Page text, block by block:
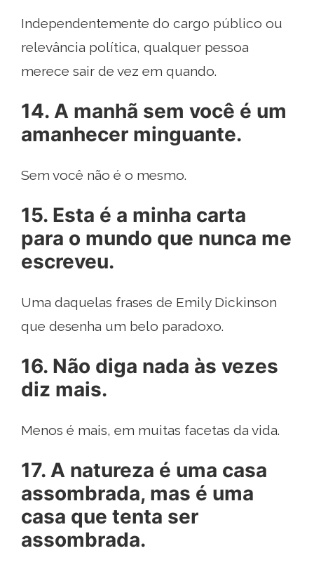
Independentemente do cargo público ou
relevância política, qualquer pessoa
merece sair de vez em quando.
14. A manhã sem você é um
amanhecer minguante.
Sem você não é o mesmo.
15. Esta é a minha carta
para o mundo que nunca me
escreveu.
Uma daquelas frases de Emily Dickinson
que desenha um belo paradoxo.
16. Não diga nada às vezes
diz mais.
Menos é mais, em muitas facetas da vida.
17. A natureza é uma casa
assombrada, mas é uma
casa que tenta ser
assombrada.